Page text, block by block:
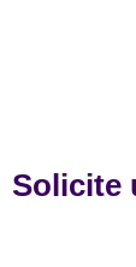
Solicite